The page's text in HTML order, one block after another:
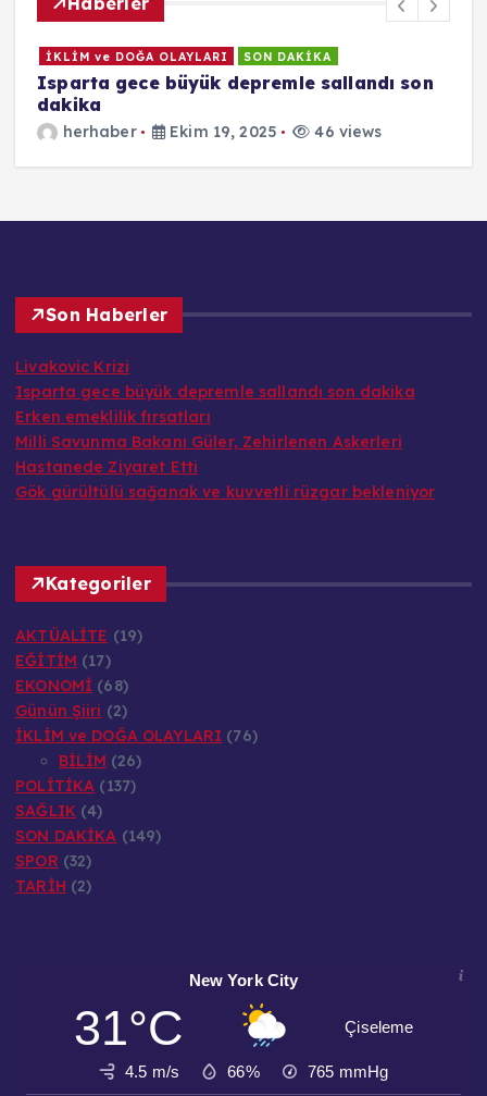
İKLİM ve DOĞA OLAYLARI SON DAKİKA
Isparta gece büyük depremle sallandı son
dakika
herhaber Ekim 19, 2025 46 views
Son Haberler
Livakovic Krizi
Isparta gece büyük depremle sallandı son dakika
Erken emeklilik fırsatları
Milli Savunma Bakanı Güler, Zehirlenen Askerleri
Hastanede Ziyaret Etti
Gök gürültülü sağanak ve kuvvetli rüzgar bekleniyor
Kategoriler
AKTÜALİTE (19)
EĞİTİM (17)
EKONOMİ (68)
Günün Şiiri (2)
İKLİM ve DOĞA OLAYLARI (76)
BİLİM (26)
POLİTİKA (137)
SAĞLIK(4)
SON DAKİKA (149)
SPOR (32)
TARİH (2)
New York City
31°C Çiseleme
4.5 m/s 66% 765 mmHg